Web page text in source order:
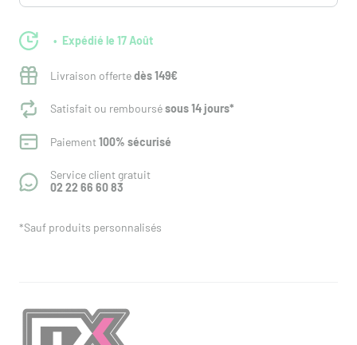
Expédié le 17 Août
Livraison offertedès 149€
Satisfait ou remboursésous 14 jours*
Paiement100% sécurisé
Service client gratuit
02 22 66 60 83
*Sauf produits personnalisés